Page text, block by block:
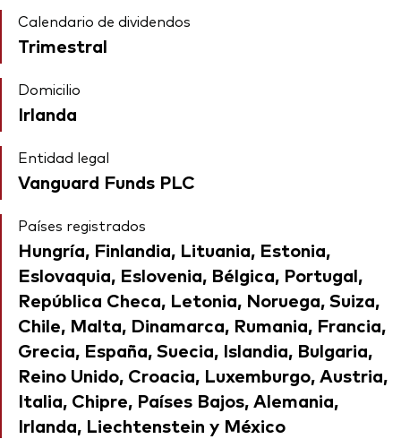
Calendario de dividendos
Trimestral
Domicilio
Irlanda
Entidad legal
Vanguard Funds PLC
Países registrados
Hungría, Finlandia, Lituania, Estonia,
Eslovaquia, Eslovenia, Bélgica, Portugal,
República Checa, Letonia, Noruega, Suiza,
Chile, Malta, Dinamarca, Rumania, Francia,
Grecia, España, Suecia, Islandia, Bulgaria,
Reino Unido, Croacia, Luxemburgo, Austria,
Italia, Chipre, Países Bajos, Alemania,
Irlanda, Liechtenstein y México